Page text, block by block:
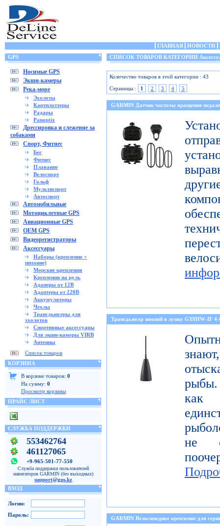
ГЛАВНАЯ НОВОСТИ
GPS
Носимые GPS
Экшн-камеры
Река-море
Эхолоты
Картплоттеры
Радары
Panoptix
Дрессировка и слежение за
собаками
Спорт, Фитнес
Бег
Фитнес
Плавание
Велоспорт
Гольф
Мультиспорт
Автоспорт
Автомобильные
Мотоциклетные GPS
Авиационные GPS
OEM GPS
Видеорегистраторы
Аксессуары
Наборы (крепление +
питание)
Морские крепления
Крепления на руль
Адаперы от 12В
Адаптеры от 220В
Аккумуляторы
Чехлы
Трансдьюсеры для
эхолотов
Спортивные аксессуары
Для экшн-камеры VIRB
Антенны
Список товаров
КОРЗИНА
В корзине товаров: 0
На сумму: 0
Просмотр корзины
ПРАЙС ЛИСТ
СЛУЖБА ПОДДЕРЖКИ
553462764
461127065
+9-965-501-77-550
Служба поддержки пользователей
навигаторов GARMIN (без выходных)
support@gps.kz
ВХОД
Логин:
Пароль:
СПИСОК ТОВАРОВ КАТЕГОРИИ
Количество товаров в этой категории : 43
Страницы :
1 2 3 4 5
GARMIN Датчик частоты вращения
Трансдьюсер зимний в лунку GT8HW-IF
как
не
GARMIN Велосипедное крепление для